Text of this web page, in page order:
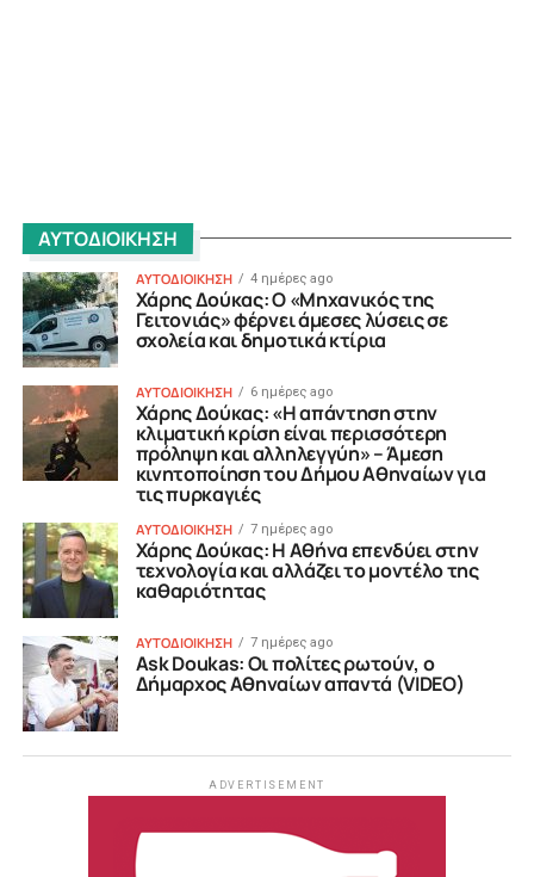
ΑΥΤΟΔΙΟΙΚΗΣΗ
ΑΥΤΟΔΙΟΙΚΗΣΗ 4 ημέρες ago
Χάρης Δούκας: Ο «Μηχανικός της
Γειτονιάς» φέρνει άμεσες λύσεις σε
σχολεία και δημοτικά κτίρια
ΑΥΤΟΔΙΟΙΚΗΣΗ 6 ημέρες ago
Χάρης Δούκας: «Η απάντηση στην
κλιματική κρίση είναι περισσότερη
πρόληψη και αλληλεγγύη» – Άμεση
κινητοποίηση του Δήμου Αθηναίων για
τις πυρκαγιές
ΑΥΤΟΔΙΟΙΚΗΣΗ 7 ημέρες ago
Χάρης Δούκας: Η Αθήνα επενδύει στην
τεχνολογία και αλλάζει το μοντέλο της
καθαριότητας
ΑΥΤΟΔΙΟΙΚΗΣΗ 7 ημέρες ago
Ask Doukas: Οι πολίτες ρωτούν, ο
Δήμαρχος Αθηναίων απαντά (VIDEO)
ADVERTISEMENT